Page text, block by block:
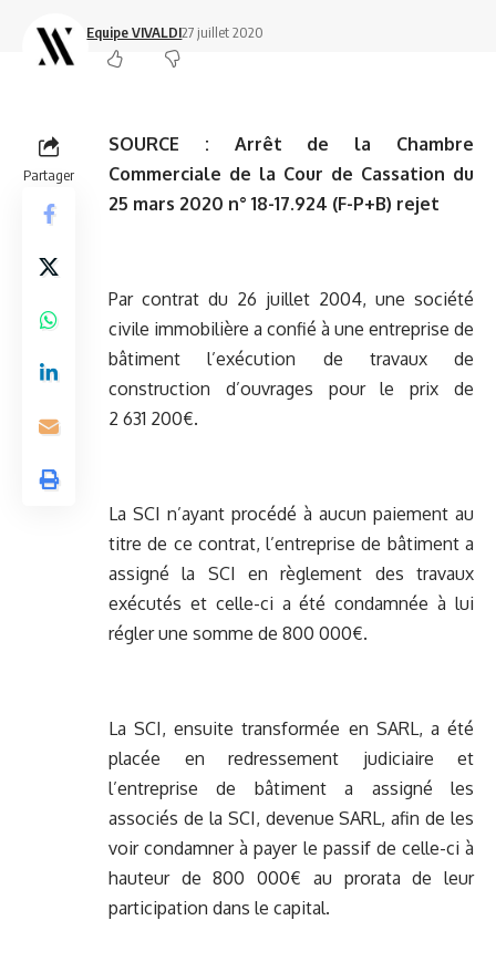
Equipe VIVALDI27 juillet 2020
Partager
SOURCE : Arrêt de la Chambre
Commerciale de la Cour de Cassation du
25 mars 2020 n° 18-17.924 (F-P+B) rejet
Par contrat du 26 juillet 2004, une société
civile immobilière a confié à une entreprise de
bâtiment l’exécution de travaux de
construction d’ouvrages pour le prix de
2 631 200€.
La SCI n’ayant procédé à aucun paiement au
titre de ce contrat, l’entreprise de bâtiment a
assigné la SCI en règlement des travaux
exécutés et celle-ci a été condamnée à lui
régler une somme de 800 000€.
La SCI, ensuite transformée en SARL, a été
placée en redressement judiciaire et
l’entreprise de bâtiment a assigné les
associés de la SCI, devenue SARL, afin de les
voir condamner à payer le passif de celle-ci à
hauteur de 800 000€ au prorata de leur
participation dans le capital.